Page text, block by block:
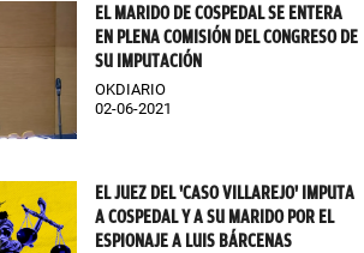
EL MARIDO DE COSPEDAL SE ENTERA
EN PLENA COMISIÓN DEL CONGRESO DE
SU IMPUTACIÓN
OKDIARIO
02-06-2021
EL JUEZ DEL 'CASO VILLAREJO' IMPUTA
A COSPEDAL Y A SU MARIDO POR EL
ESPIONAJE A LUIS BÁRCENAS